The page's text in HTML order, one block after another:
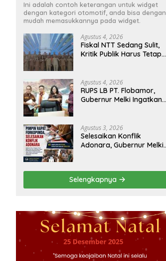
Ini adalah contoh keterangan untuk widget
dengan kategori otomotif, anda bisa dengan
mudah memasukkannya pada widget.
Agustus 4, 2026
Fiskal NTT Sedang Sulit,
Kritik Publik Harus Tetap
Agustus 4, 2026
RUPS LB PT. Flobamor,
Gubernur Melki Ingatkan
Fondasinya Belum Kuat
Agustus 3, 2026
Selesaikan Konflik
Adonara, Gubernur Melki
Selengkapnya